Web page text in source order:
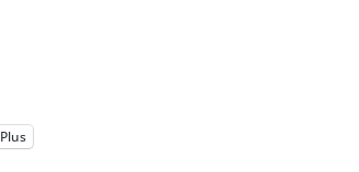
Plus